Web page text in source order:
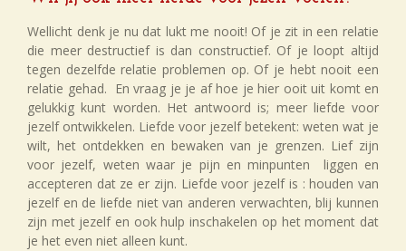
Wellicht denk je nu dat lukt me nooit! Of je zit in een relatie
die meer destructief is dan constructief. Of je loopt altijd
tegen dezelfde relatie problemen op. Of je hebt nooit een
relatie gehad. En vraag je je af hoe je hier ooit uit komt en
gelukkig kunt worden. Het antwoord is; meer liefde voor
jezelf ontwikkelen. Liefde voor jezelf betekent: weten wat je
wilt, het ontdekken en bewaken van je grenzen. Lief zijn
voor jezelf, weten waar je pijn en minpunten liggen en
accepteren dat ze er zijn. Liefde voor jezelf is : houden van
jezelf en de liefde niet van anderen verwachten, blij kunnen
zijn met jezelf en ook hulp inschakelen op het moment dat
je het even niet alleen kunt.